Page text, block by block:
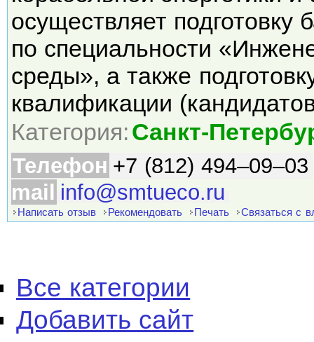
осуществляет подготовку
по специальности
среды», а также
квалификации
Категория:Санкт-
Телефон +7 (812) 494–09–03
mail info@smtueco.ru
Написать отзыв Рекомендовать Печать Связаться с
Все категории
Добавить сайт